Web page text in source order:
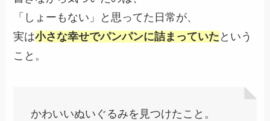
「しょーもない」と思ってた日常が、
実は小さな幸せでパンパンに詰まっていた という
こと。
かわいいぬいぐるみを見つけたこと。